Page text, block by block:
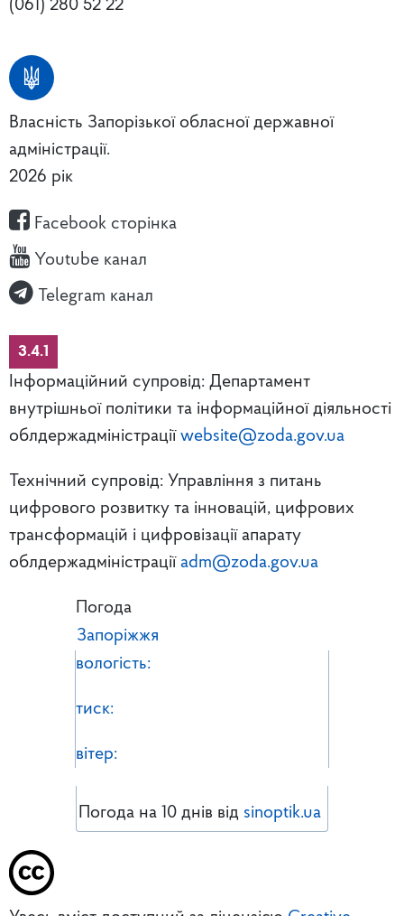
(061) 280 52 22
Власність Запорізької обласної державної
адміністрації.
2026 рік
Facebook сторінка
Youtube канал
Telegram канал
3.4.1
Інформаційний супровід: Департамент
внутрішньої політики та інформаційної діяльності
облдержадміністрації website@zoda.gov.ua
Технічний супровід: Управління з питань
цифрового розвитку та інновацій, цифрових
трансформацій і цифровізації апарату
облдержадміністрації adm@zoda.gov.ua
Погода
Запоріжжя
вологість:
тиск:
вітер:
Погода на 10 днів від sinoptik.ua